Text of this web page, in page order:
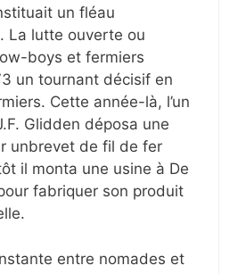
un fléau
La lutte ouverte ou
boys et fermiers
un tournant décisif en
Cette année-là, l’un
Glidden déposa une
unbrevet de fil de fer
il monta une usine à De
fabriquer son produit
entre nomades et